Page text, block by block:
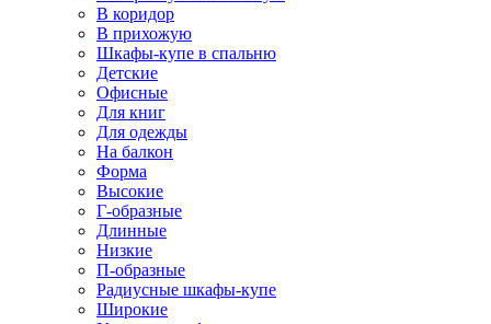
В коридор
В прихожую
Шкафы-купе в спальню
Детские
Офисные
Для книг
Для одежды
На балкон
Форма
Высокие
Г-образные
Длинные
Низкие
П-образные
Радиусные шкафы-купе
Широкие